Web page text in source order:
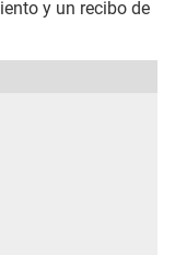
y un recibo de